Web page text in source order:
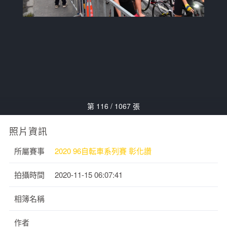
第 116 / 1067 張
照片資訊
所屬賽事 2020 96自転車系列賽 彰化讚
拍攝時間 2020-11-15 06:07:41
相簿名稱
作者